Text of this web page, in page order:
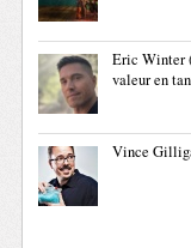
Eric Winter
valeur en
Vince